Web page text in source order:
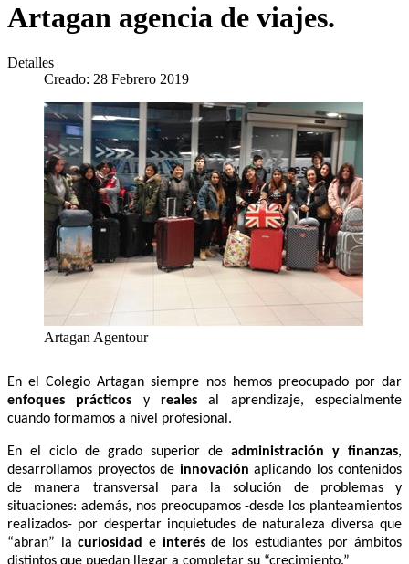
Artagan agencia de viajes.
Detalles
Creado: 28 Febrero 2019
Artagan Agentour
En el Colegio Artagan siempre nos hemos preocupado por dar
enfoques prácticos yreales al aprendizaje, especialmente
cuando formamos a nivel profesional.
En el ciclo de grado superior de administración y finanzas,
desarrollamos proyectos de innovación aplicando los contenidos
de manera transversal para la solución de problemas y
situaciones: además, nos preocupamos -desde los planteamientos
realizados- por despertar inquietudes de naturaleza diversa que
“abran” lacuriosidad e interésde los estudiantes por ámbitos